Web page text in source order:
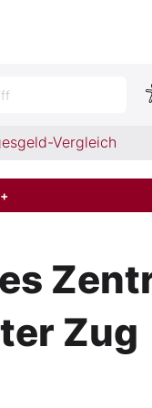
Vergleich
Zug